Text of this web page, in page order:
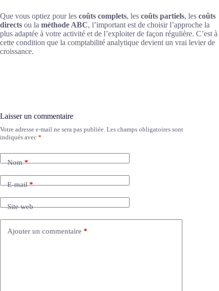
Que vous optiez pour les coûts complets, les coûts partiels, les coûts
directs ou la méthode ABC, l’important est de choisir l’approche la
plus adaptée à votre activité et de l’exploiter de façon régulière. C’est à
cette condition que la comptabilité analytique devient un vrai levier de
croissance.
Laisser un commentaire
Votre adresse e-mail ne sera pas publiée. Les champs obligatoires sont
indiqués avec *
Nom*
E-mail*
Site web
Ajouter un commentaire *
A
l
r
n
v
e